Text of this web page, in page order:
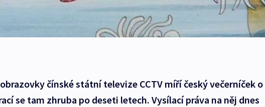
čínské státní televize CCTV míří český večerníček o
se tam zhruba po deseti letech. Vysílací práva na něj dnes